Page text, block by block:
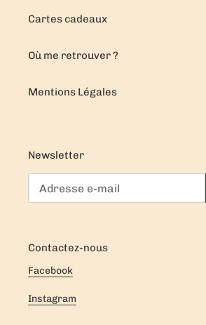
Cartes cadeaux
Où me retrouver ?
Mentions Légales
Newsletter
Contactez-nous
Facebook
Instagram